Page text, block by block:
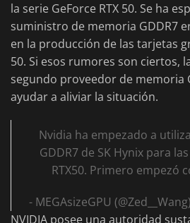
la serie GeForce RTX 50. Se ha
suministro de memoria GDDR7
en la producción de las tarjetas
50. Si esos rumores son ciertos,
segundo proveedor de memoria
ayudar a aliviar la situación.
Nvidia ha empezado a
GDDR7 de SK Hynix para
RTX50. Primero empezó
- MEGAsizeGPU (@Zed__Wang)
NVIDIA posee una autoridad